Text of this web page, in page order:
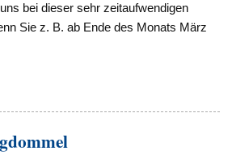
bei dieser sehr zeitaufwendigen
Sie z. B. ab Ende des Monats März